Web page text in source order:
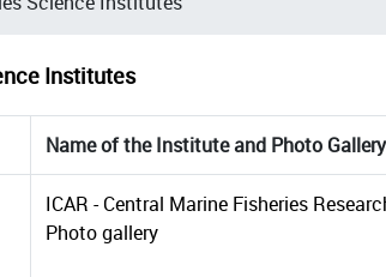
Institutes
Name of the Institute and Photo Gallery
ICAR - Central Marine Fisheries
Photo gallery